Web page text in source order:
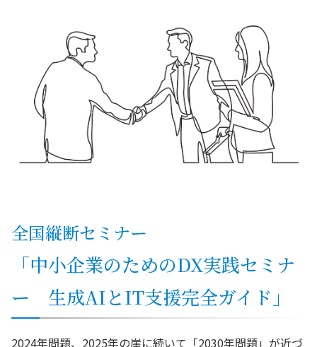
全国縦断セミナー
「中小企業のためのDX実践セミナ
ー 生成AIとIT支援完全ガイド」
2024年問題、2025年の崖に続いて「2030年問題」が近づ